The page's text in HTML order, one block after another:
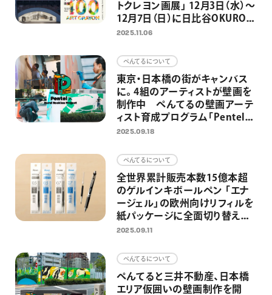
トクレヨン画展」 12月3日（水）～
12月7日（日）に日比谷OKUROJI
で開催 2,300点以上の応募作
2025.11.06
ぺんてるについて
東京・日本橋の街がキャンバス
に。4組のアーティストが壁画を
制作中 ぺんてるの壁画アーテ
ィスト育成プログラム「Pentel
× Mural Rookies Project」第2
2025.09.18
ぺんてるについて
全世界累計販売本数15億本超
のゲルインキボールペン 「エナ
ージェル」の欧州向けリフィルを
紙パッケージに全面切り替え
プラスチック使用量約40％削減
2025.09.11
ぺんてるについて
ぺんてると三井不動産、日本橋
エリア仮囲いの壁画制作を開